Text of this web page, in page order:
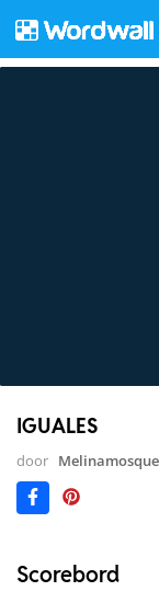
IGUALES
door
Scorebord